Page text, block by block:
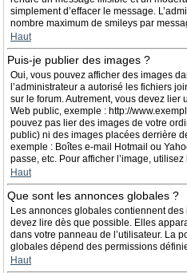
simplement d’effacer le message.
nombre maximum de smileys par
Haut
Puis-je publier des images ?
Oui, vous pouvez afficher des images
l’administrateur a autorisé les fichiers
sur le forum. Autrement, vous devez
Web public, exemple : http://
pouvez pas lier des images de votre
public) ni des images placées derrière
exemple : Boîtes e-mail Hotmail ou
passe, etc. Pour afficher l’image,
Haut
Que sont les annonces globales ?
Les annonces globales contiennent
devez lire dès que possible. Elles
dans votre panneau de l’utilisateur. La
globales dépend des permissions
Haut